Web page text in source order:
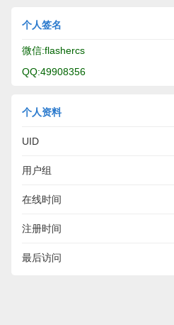
个人签名
微信:flashercs
QQ:49908356
个人资料
UID
用户组
在线时间
注册时间
最后访问